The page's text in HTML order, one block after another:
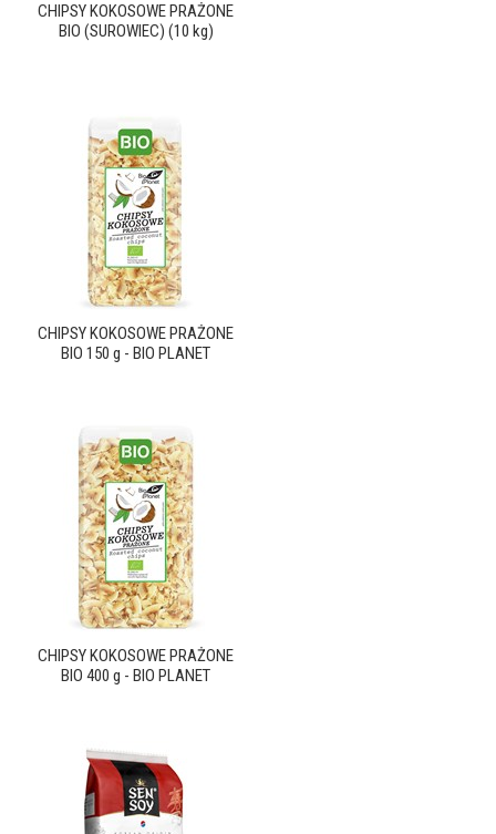
CHIPSY KOKOSOWE PRAŻONE
BIO (SUROWIEC) (10 kg)
CHIPSY KOKOSOWE PRAŻONE
BIO 150 g - BIO PLANET
CHIPSY KOKOSOWE PRAŻONE
BIO 400 g - BIO PLANET